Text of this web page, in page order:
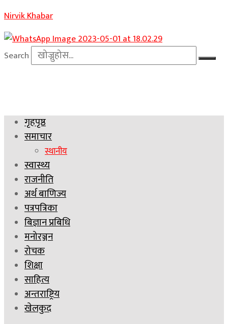
Nirvik Khabar
Search
गृहपृष्ठ
समाचार
स्थानीय
स्वास्थ्य
राजनीति
अर्थ बाणिज्य
पत्रपत्रिका
बिज्ञान प्रबिधि
मनोरञ्जन
रोचक
शिक्षा
साहित्य
अन्तराष्ट्रिय
खेलकुद